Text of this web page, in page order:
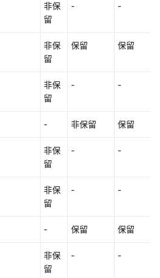
非保
留
- -
非保
留
保留 保留
非保
留
- -
- 非保留 保留
非保
留
- -
非保
留
- -
- 保留 保留
非保
留
- -